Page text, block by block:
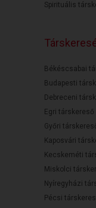
Spirituális
Békéscsabai
Budapesti
Debreceni
Egri társkereső
Győri
Kaposvári
Kecskeméti
Miskolci
Nyíregyházi
Pécsi